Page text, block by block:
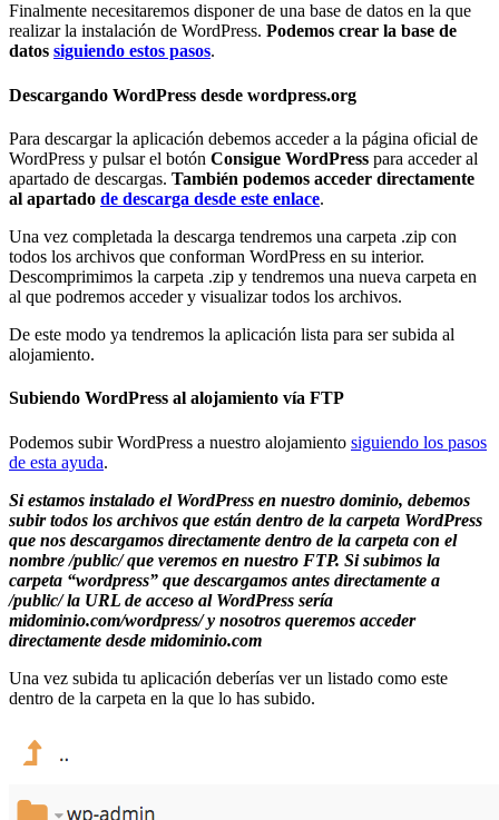
Finalmente necesitaremos disponer de una base de datos en la que
realizar la instalación de WordPress. Podemos crear la base de
datos siguiendo estos pasos.
Descargando WordPress desde wordpress.org
Para descargar la aplicación debemos acceder a la página oficial de
WordPress y pulsar el botón Consigue WordPress para acceder al
apartado de descargas. También podemos acceder directamente
al apartado de descarga desde este enlace.
Una vez completada la descarga tendremos una carpeta .zip con
todos los archivos que conforman WordPress en su interior.
Descomprimimos la carpeta .zip y tendremos una nueva carpeta en
al que podremos acceder y visualizar todos los archivos.
De este modo ya tendremos la aplicación lista para ser subida al
alojamiento.
Subiendo WordPress al alojamiento vía FTP
Podemos subir WordPress a nuestro alojamiento siguiendo los pasos
de esta ayuda.
Si estamos instalado el WordPress en nuestro dominio, debemos
subir todos los archivos que están dentro de la carpeta WordPress
que nos descargamos directamente dentro de la carpeta con el
nombre /public/ que veremos en nuestro FTP. Si subimos la
carpeta “wordpress” que descargamos antes directamente a
/public/ la URL de acceso al WordPress sería
midominio.com/wordpress/ y nosotros queremos acceder
directamente desde midominio.com
Una vez subida tu aplicación deberías ver un listado como este
dentro de la carpeta en la que lo has subido.